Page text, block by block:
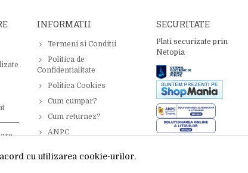
–
INFORMATII
Termeni si Conditii
Politica de
Confidentialitate
Politica Cookies
Cum cumpar?
Cum returnez?
ANPC
SECURITATE
Plati securizate prin
Netopia
cu utilizarea cookie-urilor.